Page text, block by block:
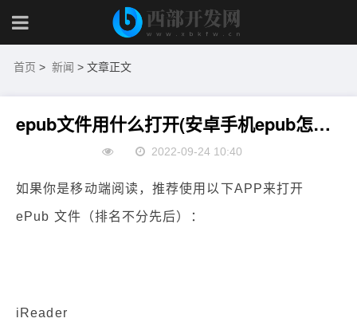
首页 > 新闻 > 文章正文
epub文件用什么打开(安卓手机epub怎么打开)
2022-09-24 10:40
如果你是移动端阅读，推荐使用以下APP来打开
ePub 文件（排名不分先后）：
iReader